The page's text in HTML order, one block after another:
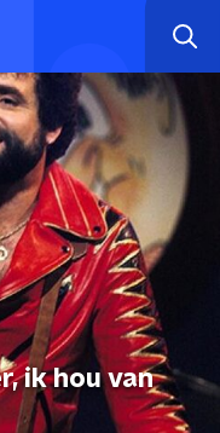
ik hou van